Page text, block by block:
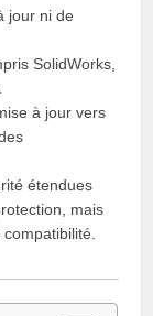
jour ni de
SolidWorks,
à jour vers
étendues
mais